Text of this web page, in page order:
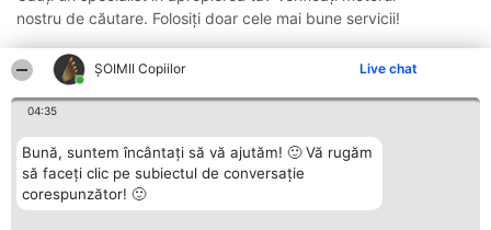
ȘOIMII Copiilor Live chat
04:35
Bună, suntem încântați să vă ajutăm! 🙂 Vă rugăm
să faceți clic pe subiectul de conversație
corespunzător! 🙂
nostru de căutare. Folosiți doar cele mai bune servicii!